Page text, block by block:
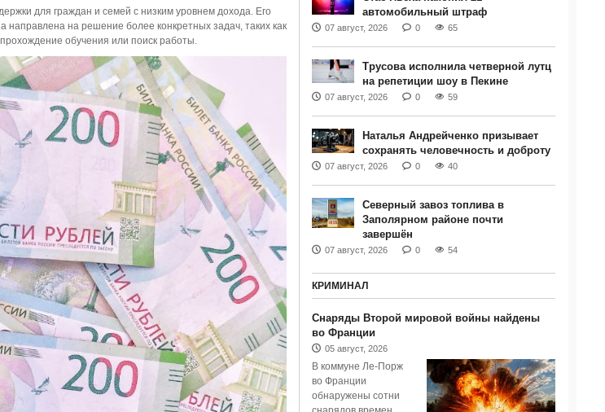
№ 49 Архангельска в скором
для граждан и семей с низким уровнем дохода. Его
на решение более конкретных задач, таких как
обучения или поиск работы.
автомобильный штраф
07 август, 2026 0 65
Трусова исполнила четверной лутц
на репетиции шоу в Пекине
07 август, 2026 0 59
Наталья Андрейченко призывает
сохранять человечность и доброту
07 август, 2026 0 40
Северный завоз топлива в
Заполярном районе почти
завершён
07 август, 2026 0 54
КРИМИНАЛ
Снаряды Второй мировой войны найдены
во Франции
05 август, 2026
В коммуне Ле-Порж
во Франции
обнаружены сотни